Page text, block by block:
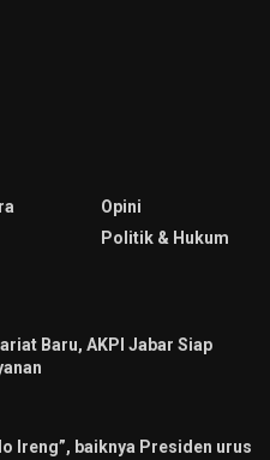
Opini
Politik & Hukum
Baru, AKPI Jabar Siap
Ireng”, baiknya Presiden urus